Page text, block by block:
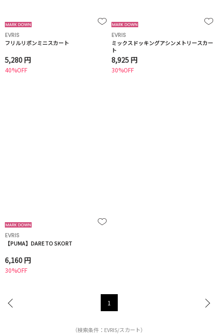
EVRIS
フリルリボンミニスカート
5,280 円
40%OFF
EVRIS
ミックスドッキングアシンメトリースカー
ト
8,925 円
30%OFF
EVRIS
【PUMA】DARE TO SKORT
6,160 円
30%OFF
1
（検索条件：EVRIS/スカート）